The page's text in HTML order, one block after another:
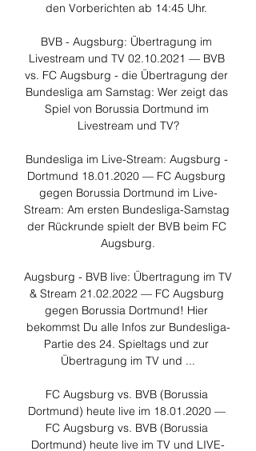
den Vorberichten ab 14:45 Uhr.
BVB - Augsburg: Übertragung im
Livestream und TV 02.10.2021 — BVB
vs. FC Augsburg - die Übertragung der
Bundesliga am Samstag: Wer zeigt das
Spiel von Borussia Dortmund im
Livestream und TV?
Bundesliga im Live-Stream: Augsburg -
Dortmund 18.01.2020 — FC Augsburg
gegen Borussia Dortmund im Live-
Stream: Am ersten Bundesliga-Samstag
der Rückrunde spielt der BVB beim FC
Augsburg.
Augsburg - BVB live: Übertragung im TV
& Stream 21.02.2022 — FC Augsburg
gegen Borussia Dortmund! Hier
bekommst Du alle Infos zur Bundesliga-
Partie des 24. Spieltags und zur
Übertragung im TV und ...
FC Augsburg vs. BVB (Borussia
Dortmund) heute live im 18.01.2020 —
FC Augsburg vs. BVB (Borussia
Dortmund) heute live im TV und LIVE-